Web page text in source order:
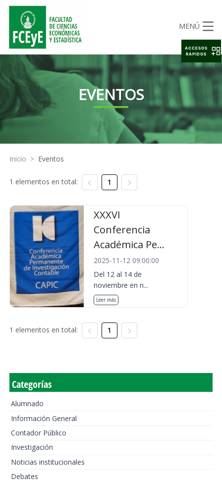
MENÚ
EVENTOS
Inicio > Eventos
1 elementos en total: 1
XXXVI
Conferencia
Académica Pe...
2025-11-12 09:00:00
Del 12 al 14 de
noviembre en n...
Leer más
1 elementos en total: 1
Categorías
Alumnado
Información General
Contador Público
Investigación
Noticias institucionales
Debates
ACCESOS
RAPIDOS